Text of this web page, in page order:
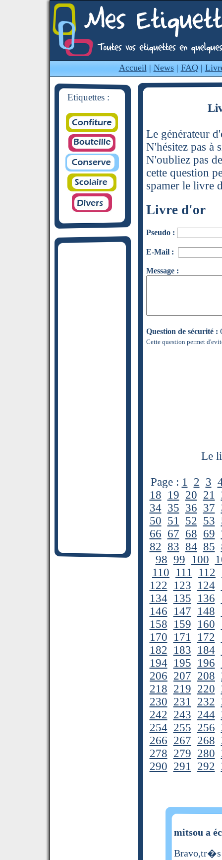
Accueil| News| FAQ|
Etiquettes :
Le générateur
N'hésitez pas à
N'oubliez pas
cette question
spamer le livre
Livre d'or
Pseudo :
E-Mail :
Message :
Question de sécurité :
Cette question permet
Le
Page : 1 2 3
18 19 20 21
34 35 36 37
50 51 52 53
66 67 68 69
82 83 84 85
98 99 100
110 111 112
122 123 124
134 135 136
146 147 148
158 159 160
170 171 172
182 183 184
194 195 196
206 207 208
218 219 220
230 231 232
242 243 244
254 255 256
266 267 268
278 279 280
290 291 292
mitsou a